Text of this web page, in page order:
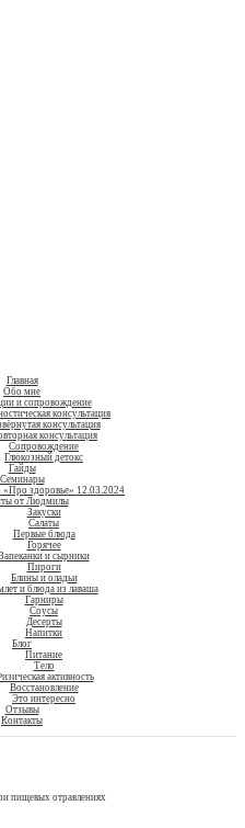
Главная
Обо мне
и сопровождение
консультация
консультация
консультация
Сопровождение
Глюкозный детокс
Гайды
Семинары
«Про здоровье» 12.03.2024
от Людмилы
Закуски
Салаты
Первые блюда
Горячее
Запеканки и сырники
Пироги
Блины и оладьи
и блюда из лаваша
Гарниры
Соусы
Десерты
Напитки
Блог
Питание
Тело
активность
Восстановление
Это интересно
Отзывы
Контакты
пищевых отравлениях